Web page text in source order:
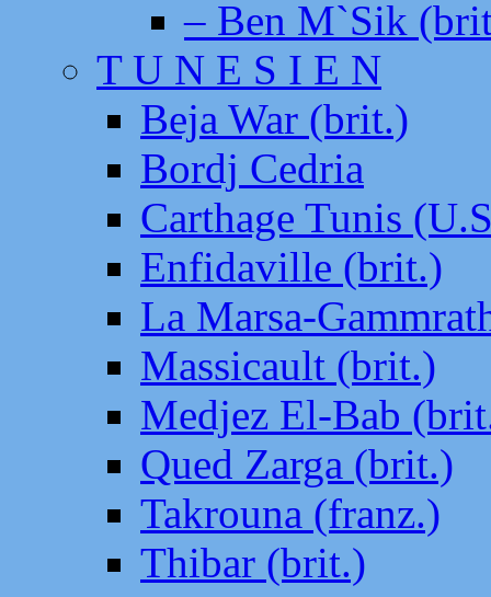
– Ben M`Sik
T U N E S I E N
Beja War (brit.)
Bordj Cedria
Carthage Tunis
Enfidaville (brit.)
La Marsa-
Massicault (brit.)
Medjez El-Bab
Qued Zarga (brit.)
Takrouna (franz.)
Thibar (brit.)